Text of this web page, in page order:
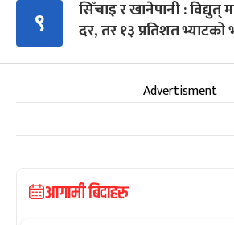
९
सिँचाइ र खानेपानी :
दर, तर १३ प्रतिशत भ्याटको
Advertisment
आगामी बिदाहरु